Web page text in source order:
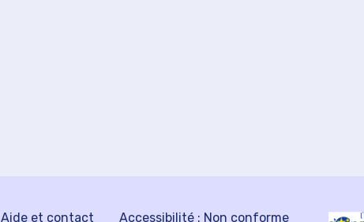
Aide et contact Accessibilité : Non conforme